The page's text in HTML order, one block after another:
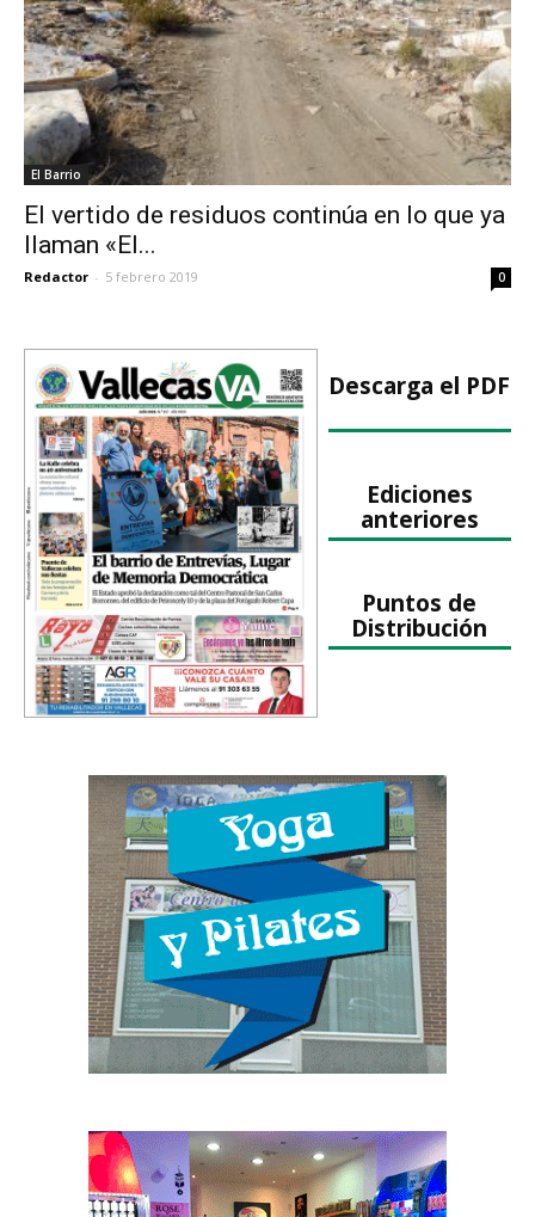
El Barrio
El vertido de residuos continúa en lo que ya
llaman «El...
Redactor - 5 febrero 2019 0
Descarga el PDF
Ediciones
anteriores
Puntos de
Distribución